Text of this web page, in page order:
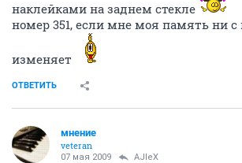
наклейками на заднем стекле
номер 351, если мне моя память ни с
изменяет
ОТВЕТИТЬ
мнение
veteran
07 мая 2009 AJIeX